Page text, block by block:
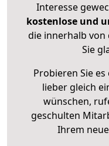
Interesse
kostenlose und
die innerhalb von
Sie
Probieren Sie
lieber gleich
wünschen,
geschulten
Ihrem